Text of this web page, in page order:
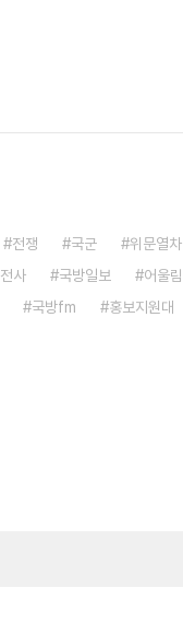
전쟁 국군
위문열차
사 국방일보
어울림
국방fm
홍보지원대